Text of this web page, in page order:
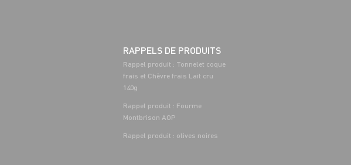
RAPPELS DE PRODUITS
Rappel produit : Tonnelet coque
frais et Chèvre frais Lait cru
140g
Rappel produit : Fourme
Montbrison AOP
Rappel produit : olives noires